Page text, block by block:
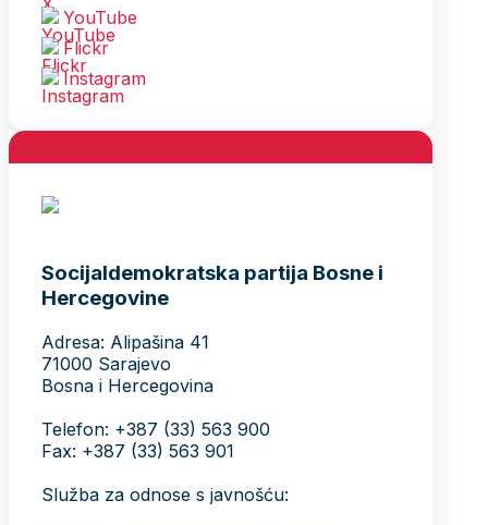
YouTube
Flickr
Instagram
Socijaldemokratska partija Bosne i
Hercegovine
Adresa: Alipašina 41
71000 Sarajevo
Bosna i Hercegovina
Telefon: +387 (33) 563 900
Fax: +387 (33) 563 901
Služba za odnose s javnošću: